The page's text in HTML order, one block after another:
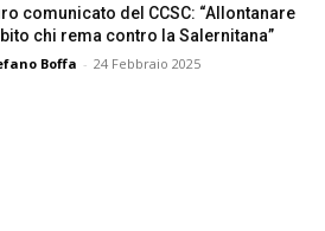
comunicato del CCSC: “Allontanare
chi rema contro la Salernitana”
Boffa - 24 Febbraio 2025